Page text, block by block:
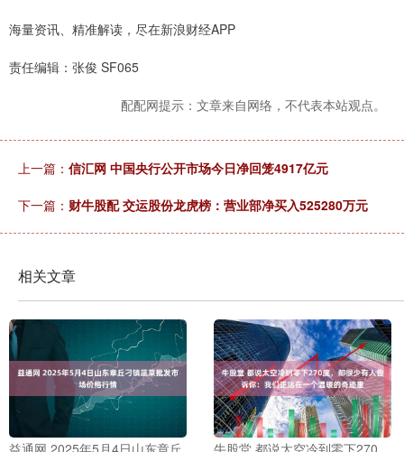
海量资讯、精准解读，尽在新浪财经APP
责任编辑：张俊 SF065
配配网提示：文章来自网络，不代表本站观点。
上一篇： 信汇网 中国央行公开市场今日净回笼4917亿元
下一篇： 财牛股配 交运股份龙虎榜：营业部净买入525280万元
相关文章
益通网 2025年5月4日山东章丘 牛股堂 都说太空冷到零下270